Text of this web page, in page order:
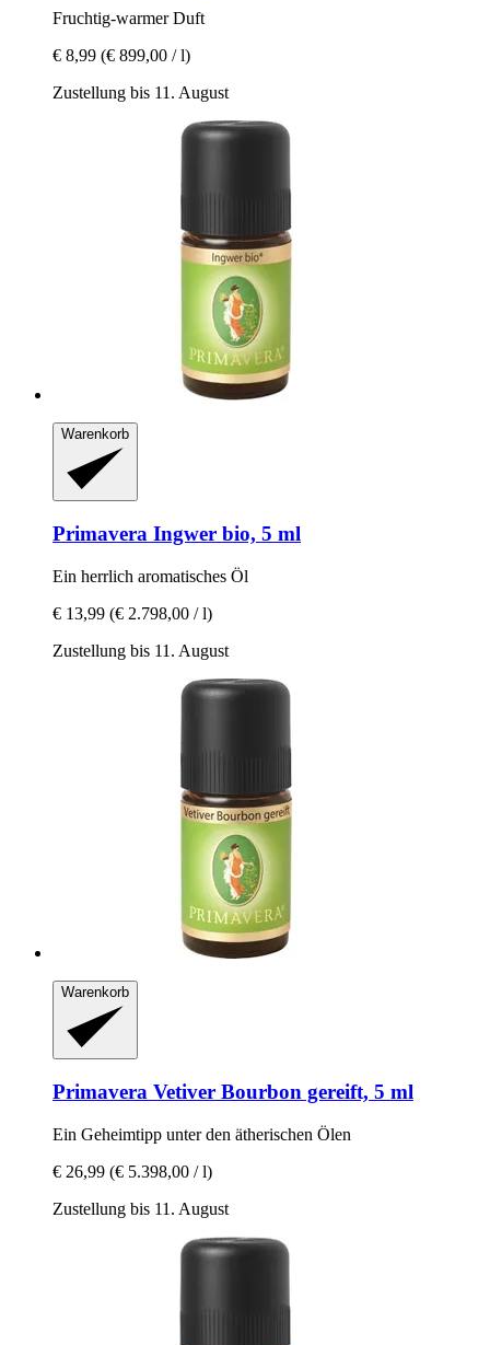
Fruchtig-​warmer Duft
€ 8,99 (€ 899,00 / l)
Zustellung bis 11. August
Warenkorb
Primavera Ingwer bio, 5 ml
Ein herrlich aromatisches Öl
€ 13,99 (€ 2.798,00 / l)
Zustellung bis 11. August
Warenkorb
Primavera Vetiver Bourbon gereift, 5 ml
Ein Geheimtipp unter den ätherischen Ölen
€ 26,99 (€ 5.398,00 / l)
Zustellung bis 11. August